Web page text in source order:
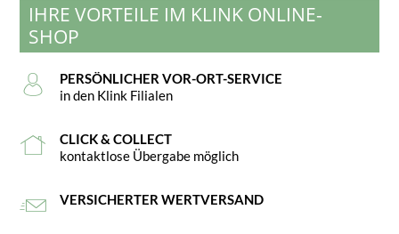
IHRE VORTEILE IM KLINK ONLINE-
SHOP
PERSÖNLICHER VOR-ORT-SERVICE
in den Klink Filialen
CLICK & COLLECT
kontaktlose Übergabe möglich
VERSICHERTER WERTVERSAND